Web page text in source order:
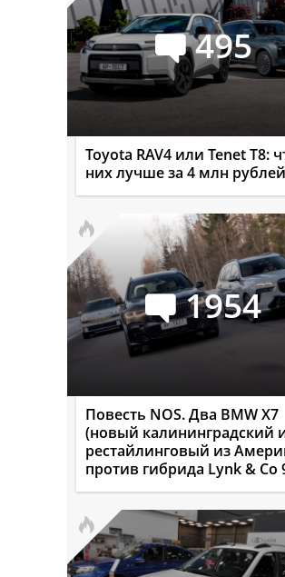
495
Toyota RAV4 или Tenet T8:
них лучше за 4 млн
1954
Повесть NOS. Два BMW X7
(новый калининградский
рестайлинговый из
против гибрида Lynk & Co